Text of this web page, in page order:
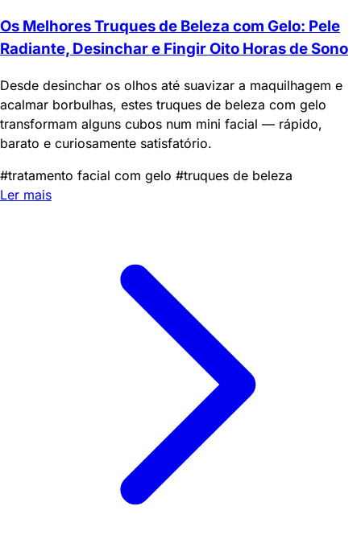
Os Melhores Truques de Beleza com Gelo: Pele
Radiante, Desinchar e Fingir Oito Horas de Sono
Desde desinchar os olhos até suavizar a maquilhagem e
acalmar borbulhas, estes truques de beleza com gelo
transformam alguns cubos num mini facial — rápido,
barato e curiosamente satisfatório.
#tratamento facial com gelo #truques de beleza
Ler mais